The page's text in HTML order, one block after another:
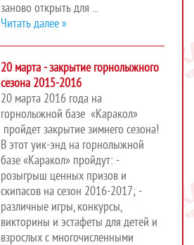
заново открыть для ...
Читать далее »
20 марта - закрытие горнолыжного
сезона 2015-2016
20 марта 2016 года на
горнолыжной базе «Каракол»
пройдет закрытие зимнего сезона!
В этот уик-энд на горнолыжной
базе «Каракол» пройдут: -
розыгрыш ценных призов и
скипасов на сезон 2016-2017; -
различные игры, конкурсы,
викторины и эстафеты для детей и
взрослых с многочисленными